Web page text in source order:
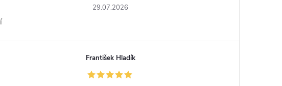
29.07.2026
František Hladík